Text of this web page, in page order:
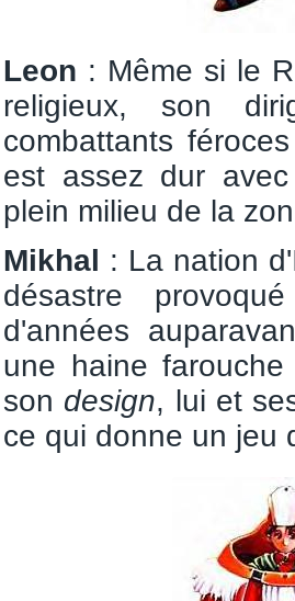
Leon : Même si le
religieux, son
combattants
est assez dur
plein milieu de la
Mikhal : La nation
désastre
d'années
une haine
son design, lui et
ce qui donne un jeu